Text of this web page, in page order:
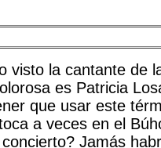
visto la cantante de
es Patricia
que usar este
a veces en el
Jamás